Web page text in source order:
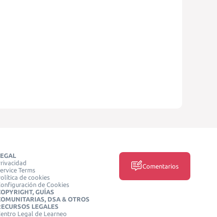
Terms
de cookies
de Cookies
GUÍAS
DSA & OTROS
LEGALES
Legal de Learneo
Comentarios